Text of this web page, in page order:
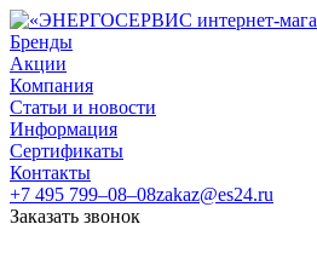
Бренды
Акции
Компания
Статьи и новости
Информация
Сертификаты
Контакты
+7 495 799–08–08zakaz@es24.ru
Заказать звонок